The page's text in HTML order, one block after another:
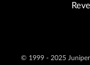
© 1999 - 2025 Juniper